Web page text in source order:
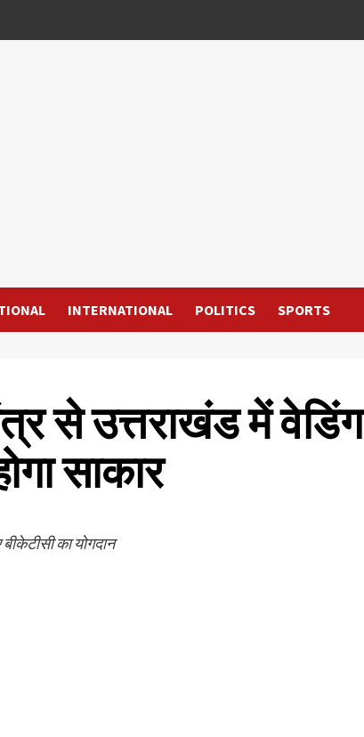
INTERNATIONAL POLITICS SPORTS
से उत्तराखंड में वेडिंग
साकार
का योगदान